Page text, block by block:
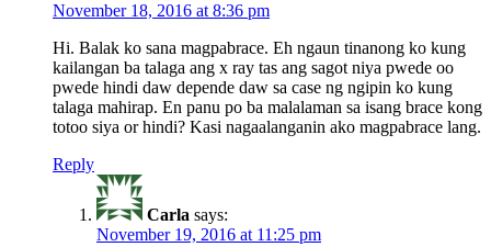
November 18, 2016 at 8:36 pm
Hi. Balak ko sana magpabrace. Eh ngaun tinanong ko kung
kailangan ba talaga ang x ray tas ang sagot niya pwede oo
pwede hindi daw depende daw sa case ng ngipin ko kung
talaga mahirap. En panu po ba malalaman sa isang brace kong
totoo siya or hindi? Kasi nagaalanganin ako magpabrace lang.
Reply
Carla says:
November 19, 2016 at 11:25 pm